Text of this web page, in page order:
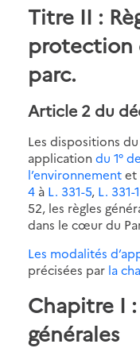
Titre II :
protection
parc.
Article 2 du
Les dispositions
application du 1°
l’environnementet
4 à L. 331-5, L. 331-
52, les règles
dans le cœur du
Les modalités
précisées par la
Chapitre I
générales